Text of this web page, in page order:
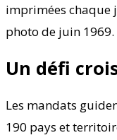
imprimées chaque
photo de juin 1969.
Un défi
Les mandats
190 pays et